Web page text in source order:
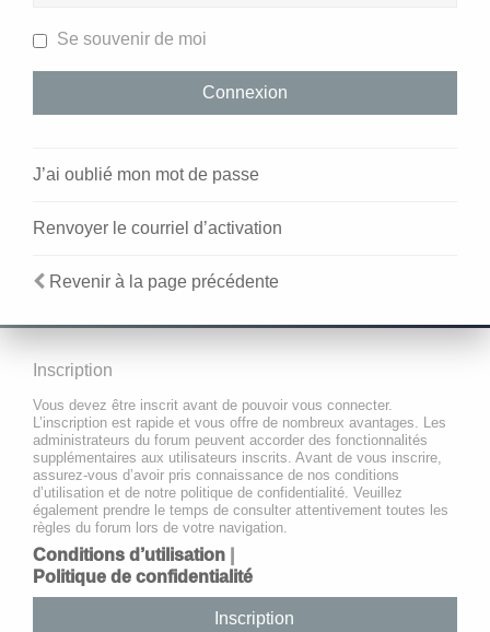
Se souvenir de moi
J’ai oublié mon mot de passe
Renvoyer le courriel d’activation
Revenir à la page précédente
Inscription
Vous devez être inscrit avant de pouvoir vous connecter.
L’inscription est rapide et vous offre de nombreux avantages. Les
administrateurs du forum peuvent accorder des fonctionnalités
supplémentaires aux utilisateurs inscrits. Avant de vous inscrire,
assurez-vous d’avoir pris connaissance de nos conditions
d’utilisation et de notre politique de confidentialité. Veuillez
également prendre le temps de consulter attentivement toutes les
règles du forum lors de votre navigation.
Conditions d’utilisation
Politique de confidentialité
Inscription